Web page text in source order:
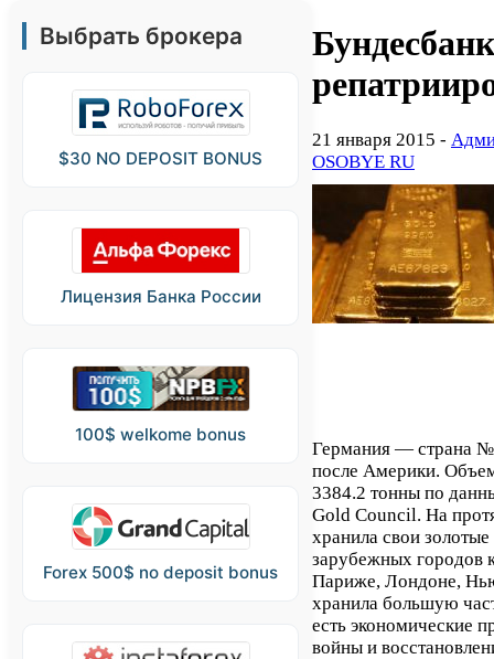
Выбрать брокера
$30 NO DEPOSIT BONUS
Лицензия Банка России
100$ welkome bonus
Forex 500$ no deposit bonus
21 января 2015 -
OSOBYE RU
Германия — страна
после Америки.
3384.2 тонны по
Gold Council. На
хранила свои
зарубежных городов
Париже, Лондоне,
хранила большую
есть экономические
войны и